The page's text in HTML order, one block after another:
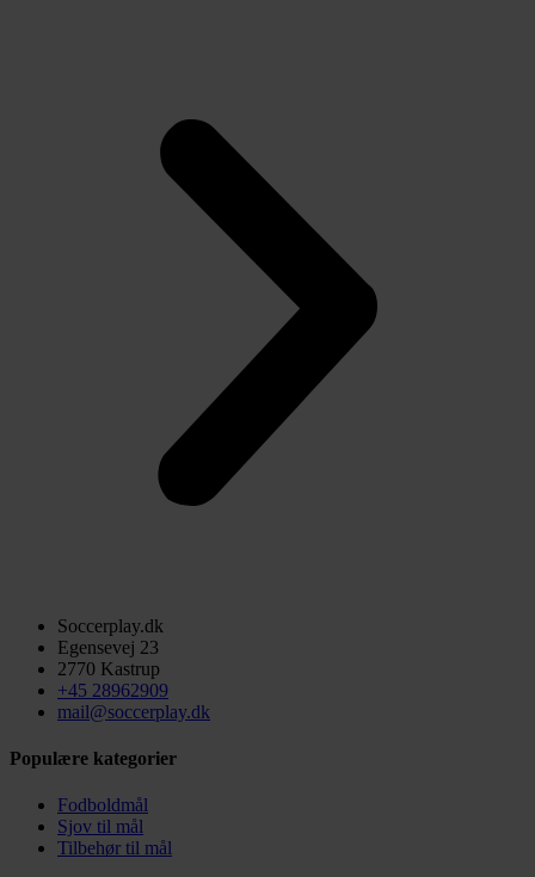
Soccerplay.dk
Egensevej 23
2770 Kastrup
+45 28962909
mail@soccerplay.dk
Populære kategorier
Fodboldmål
Sjov til mål
Tilbehør til mål